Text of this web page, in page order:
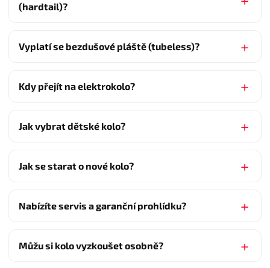
(hardtail)?
Vyplatí se bezdušové pláště (tubeless)?
Kdy přejít na elektrokolo?
Jak vybrat dětské kolo?
Jak se starat o nové kolo?
Nabízíte servis a garanční prohlídku?
Můžu si kolo vyzkoušet osobně?